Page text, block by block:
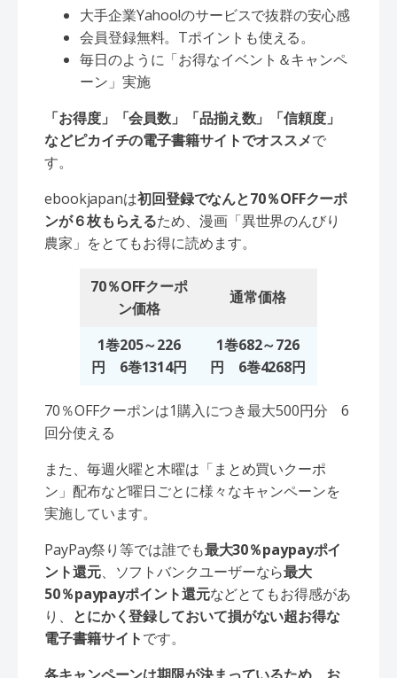
大手企業Yahoo!のサービスで抜群の安心感
会員登録無料。Tポイントも使える。
毎日のように「お得なイベント＆キャンペ
ーン」実施
「お得度」「会員数」「品揃え数」「信頼度」
などピカイチの電子書籍サイトでオススメで
す。
ebookjapanは初回登録でなんと70％OFFクーポ
ンが６枚もらえるため、漫画「異世界のんびり
農家」をとてもお得に読めます。
70％OFFクーポ
ン価格
通常価格
1巻205～226
円 6巻1314円
1巻682～726
円 6巻4268円
70％OFFクーポンは1購入につき最大500円分 6
回分使える
また、毎週火曜と木曜は「まとめ買いクーポ
ン」配布など曜日ごとに様々なキャンペーンを
実施しています。
PayPay祭り等では誰でも最大30％paypayポイ
ント還元、ソフトバンクユーザーなら最大
50％paypayポイント還元などとてもお得感があ
り、 とにかく登録しておいて損がない超お得な
電子書籍サイトです。